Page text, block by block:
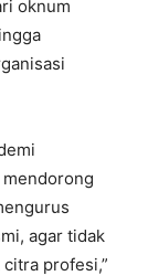
oknum
agar tidak
profesi,”